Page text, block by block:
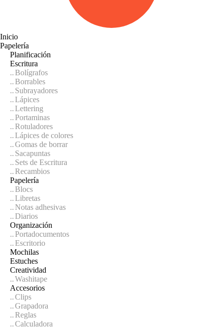
Inicio
Papelería
Planificación
Escritura
Bolígrafos
Borrables
Subrayadores
Lápices
Lettering
Portaminas
Rotuladores
Lápices de colores
Gomas de borrar
Sacapuntas
Sets de Escritura
Recambios
Papelería
Blocs
Libretas
Notas adhesivas
Diarios
Organización
Portadocumentos
Escritorio
Mochilas
Estuches
Creatividad
Washitape
Accesorios
Clips
Grapadora
Reglas
Calculadora